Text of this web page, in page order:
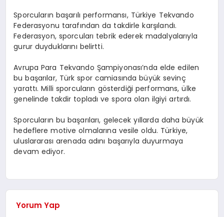
Sporcuların başarılı performansı, Türkiye Tekvando
Federasyonu tarafından da takdirle karşılandı.
Federasyon, sporcuları tebrik ederek madalyalarıyla
gurur duyduklarını belirtti.
Avrupa Para Tekvando Şampiyonası’nda elde edilen
bu başarılar, Türk spor camiasında büyük sevinç
yarattı. Milli sporcuların gösterdiği performans, ülke
genelinde takdir topladı ve spora olan ilgiyi artırdı.
Sporcuların bu başarıları, gelecek yıllarda daha büyük
hedeflere motive olmalarına vesile oldu. Türkiye,
uluslararası arenada adını başarıyla duyurmaya
devam ediyor.
Yorum Yap